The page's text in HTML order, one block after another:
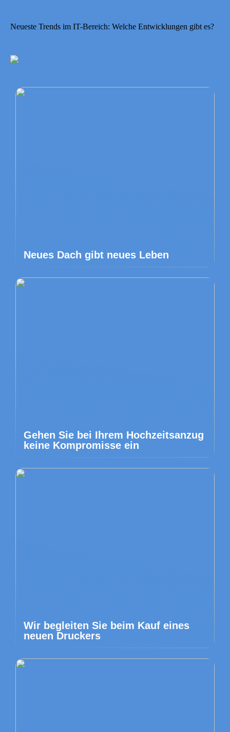
Neueste Trends im IT-Bereich: Welche Entwicklungen gibt es?
Neues Dach gibt neues Leben
Gehen Sie bei Ihrem Hochzeitsanzug
keine Kompromisse ein
Wir begleiten Sie beim Kauf eines
neuen Druckers